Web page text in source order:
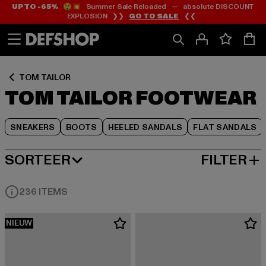
Ga
naar
Ga
naar
UP TO -65%😲💥 Summer Sale Reloaded — absolute DISCOUNT
EXPLOSION ❯❯ GO TO SALE ❮❮
TOM TAILOR
TOM TAILOR FOOTWEAR
SNEAKERS BOOTS HEELED SANDALS FLAT SANDALS
Ga
naar
Rooster
SORTEER
MEEST POPULAIRE FILTER
236 ITEMS
NIEUW